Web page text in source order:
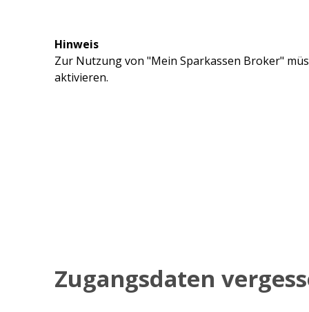
Hinweis
Zur Nutzung von "Mein Sparkassen Broker"
aktivieren.
Zugangsdaten